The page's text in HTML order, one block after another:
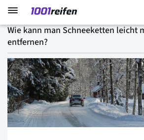
Wie kann man Schneeketten leicht
entfernen?